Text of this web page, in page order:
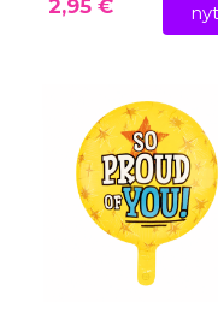
2,95 €